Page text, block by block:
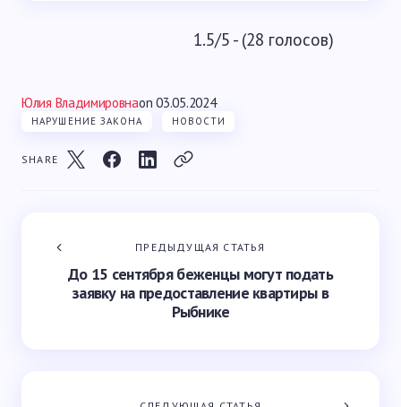
1.5/5 - (28 голосов)
Юлия Владимировнаon 03.05.2024
НАРУШЕНИЕ ЗАКОНА НОВОСТИ
SHARE
ПРЕДЫДУЩАЯ СТАТЬЯ
До 15 сентября беженцы могут подать
заявку на предоставление квартиры в
Рыбнике